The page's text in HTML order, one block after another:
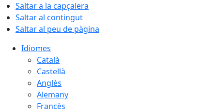
Saltar a la capçalera
Saltar al contingut
Saltar al peu de pàgina
Idiomes
Català
Castellà
Anglès
Alemany
Francès